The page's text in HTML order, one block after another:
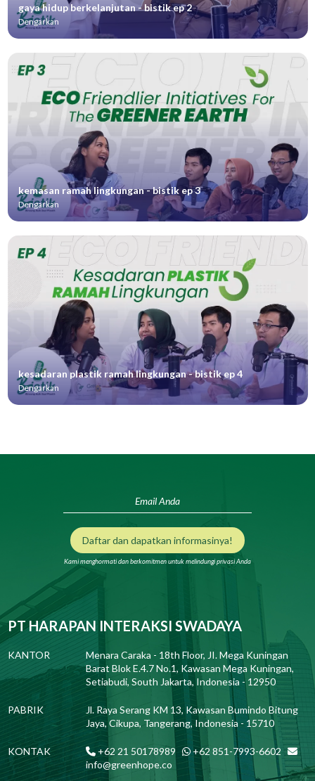
gaya hidup berkelanjutan - bistik ep 2
Dengarkan
kemasan ramah lingkungan - bistik ep 3
Dengarkan
kesadaran plastik ramah lingkungan - bistik ep 4
Dengarkan
Daftar dan dapatkan informasinya!
Kami menghormati dan berkomitmen untuk melindungi privasi Anda
PT HARAPAN INTERAKSI SWADAYA
KANTOR
Menara Caraka - 18th Floor, JI. Mega Kuningan
Barat Blok E.4.7 No.1, Kawasan Mega Kuningan,
Setiabudi, South Jakarta, Indonesia - 12950
PABRIK
Jl. Raya Serang KM 13, Kawasan Bumindo Bitung
Jaya, Cikupa, Tangerang, Indonesia - 15710
KONTAK +62 21 50178989
+62 851-7993-6602
info@greenhope.co